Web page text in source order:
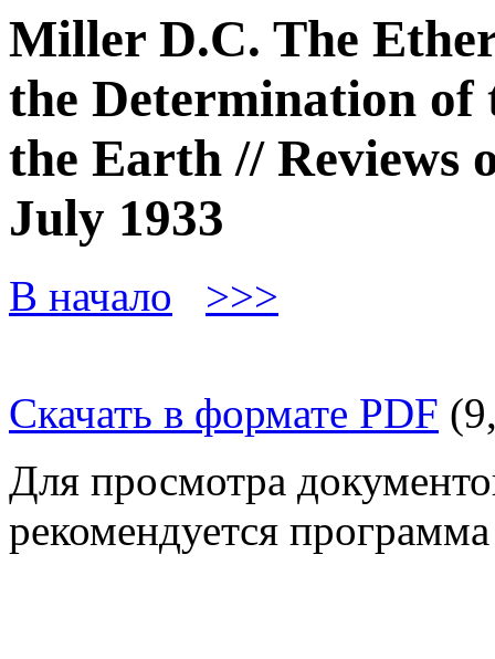
Miller D.C. The
the Determination of
the Earth // Reviews
July 1933
В начало >>>
Скачать в формате PDF
Для просмотра
рекомендуется